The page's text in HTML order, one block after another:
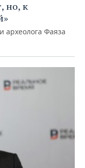
но, к
археолога Фаяза